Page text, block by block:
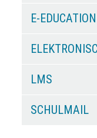
E-EDUCATION
LMS
SCHULMAIL